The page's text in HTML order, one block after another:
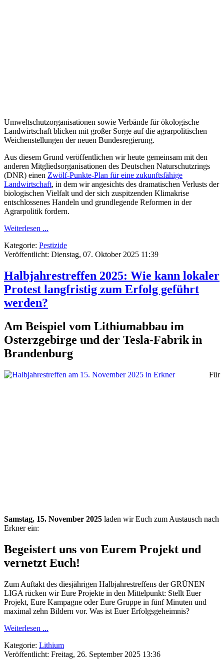
Umweltschutzorganisationen sowie Verbände für ökologische
Landwirtschaft blicken mit großer Sorge auf die agrarpolitischen
Weichenstellungen der neuen Bundesregierung.
Aus diesem Grund veröffentlichen wir heute gemeinsam mit den
anderen Mitgliedsorganisationen des Deutschen Naturschutzrings
(DNR) einen Zwölf-Punkte-Plan für eine zukunftsfähige
Landwirtschaft, in dem wir angesichts des dramatischen Verlusts der
biologischen Vielfalt und der sich zuspitzenden Klimakrise
entschlossenes Handeln und grundlegende Reformen in der
Agrarpolitik fordern.
Weiterlesen ...
Kategorie: Pestizide
Veröffentlicht: Dienstag, 07. Oktober 2025 11:39
Halbjahrestreffen 2025: Wie kann lokaler
Protest langfristig zum Erfolg geführt
werden?
Am Beispiel vom Lithiumabbau im
Osterzgebirge und der Tesla-Fabrik in
Brandenburg
Für
Samstag, 15. November 2025 laden wir Euch zum Austausch nach
Erkner ein:
Begeistert uns von Eurem Projekt und
vernetzt Euch!
Zum Auftakt des diesjährigen Halbjahrestreffens der GRÜNEN
LIGA rücken wir Eure Projekte in den Mittelpunkt: Stellt Euer
Projekt, Eure Kampagne oder Eure Gruppe in fünf Minuten und
maximal zehn Bildern vor. Was ist Euer Erfolgsgeheimnis?
Weiterlesen ...
Kategorie: Lithium
Veröffentlicht: Freitag, 26. September 2025 13:36